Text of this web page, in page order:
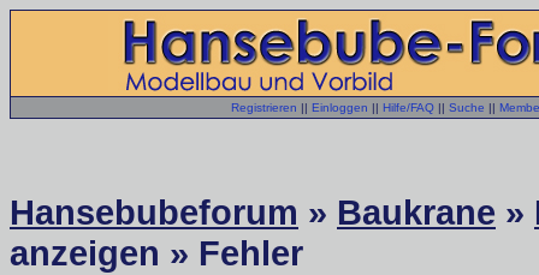
Registrieren || Einloggen || Hilfe/FAQ || Suche ||
Hansebubeforum » Baukrane »
anzeigen » Fehler